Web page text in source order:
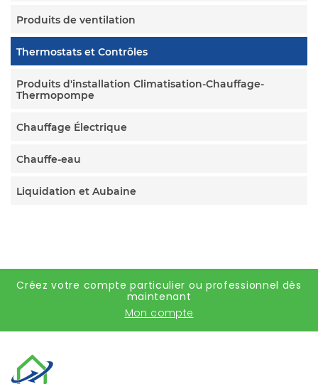
Produits de ventilation
Thermostats et Contrôles
Produits d'installation Climatisation-Chauffage-
Thermopompe
Chauffage Électrique
Chauffe-eau
Liquidation et Aubaine
Créez votre compte particulier ou professionnel dès
maintenant
Mon compte